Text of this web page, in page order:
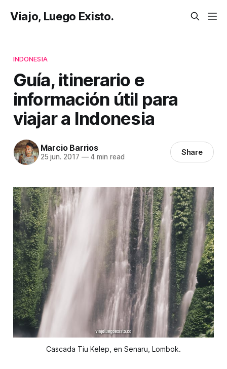
Viajo, Luego Existo.
INDONESIA
Guía, itinerario e
información útil para
viajar a Indonesia
Marcio Barrios
25 jun. 2017 —4 min read Share
Cascada Tiu Kelep, en Senaru, Lombok.